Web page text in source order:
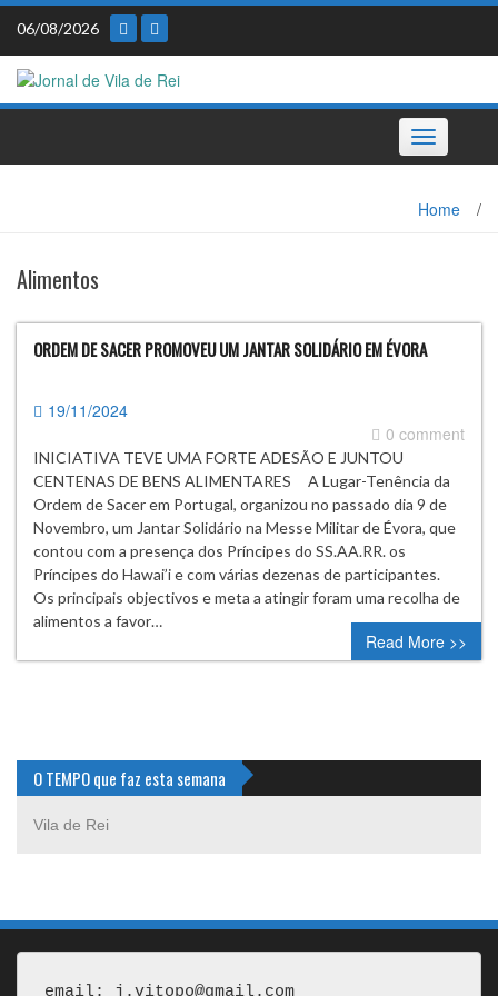
Skip
content
06/08/2026
Toggle
navigation
Home /
Alimentos
ORDEM DE SACER PROMOVEU UM JANTAR SOLIDÁRIO EM ÉVORA
19/11/2024
0 comment
INICIATIVA TEVE UMA FORTE ADESÃO E JUNTOU
CENTENAS DE BENS ALIMENTARES A Lugar-Tenência da
Ordem de Sacer em Portugal, organizou no passado dia 9 de
Novembro, um Jantar Solidário na Messe Militar de Évora, que
contou com a presença dos Príncipes do SS.AA.RR. os
Príncipes do Hawai’i e com várias dezenas de participantes.
Os principais objectivos e meta a atingir foram uma recolha de
alimentos a favor…
Read More >>
O TEMPO que faz esta semana
Vila de Rei